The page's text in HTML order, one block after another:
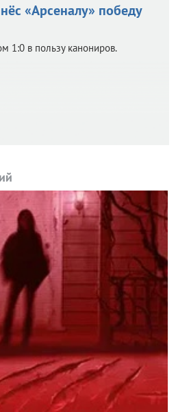
«Арсеналу» победу
1:0 в пользу канониров.